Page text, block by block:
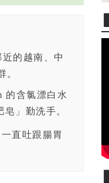
的越南、中
。
的含氯漂白水
」勤洗手。
直吐跟腸胃